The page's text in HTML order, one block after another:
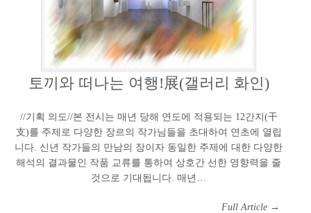
토끼와 떠나는 여행!展(갤러리 화인)
//기획 의도//본 전시는 매년 당해 연도에 적용되는 12간지(干
支)를 주제로 다양한 장르의 작가님들을 초대하여 연초에 열립
니다. 신년 작가들의 만남의 장이자 동일한 주제에 대한 다양한
해석의 결과물인 작품 교류를 통하여 상호간 선한 영향력을 줄
것으로 기대됩니다. 매년…
Full Article →